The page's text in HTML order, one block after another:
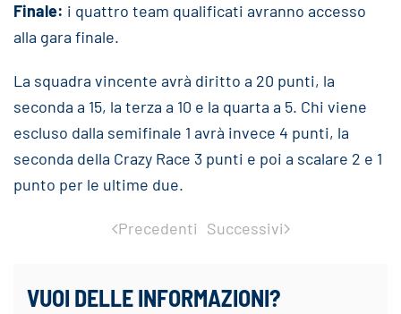
Finale: i quattro team qualificati avranno accesso
alla gara finale.
La squadra vincente avrà diritto a 20 punti, la
seconda a 15, la terza a 10 e la quarta a 5. Chi viene
escluso dalla semifinale 1 avrà invece 4 punti, la
seconda della Crazy Race 3 punti e poi a scalare 2 e 1
punto per le ultime due.
Precedenti Successivi
VUOI DELLE INFORMAZIONI?